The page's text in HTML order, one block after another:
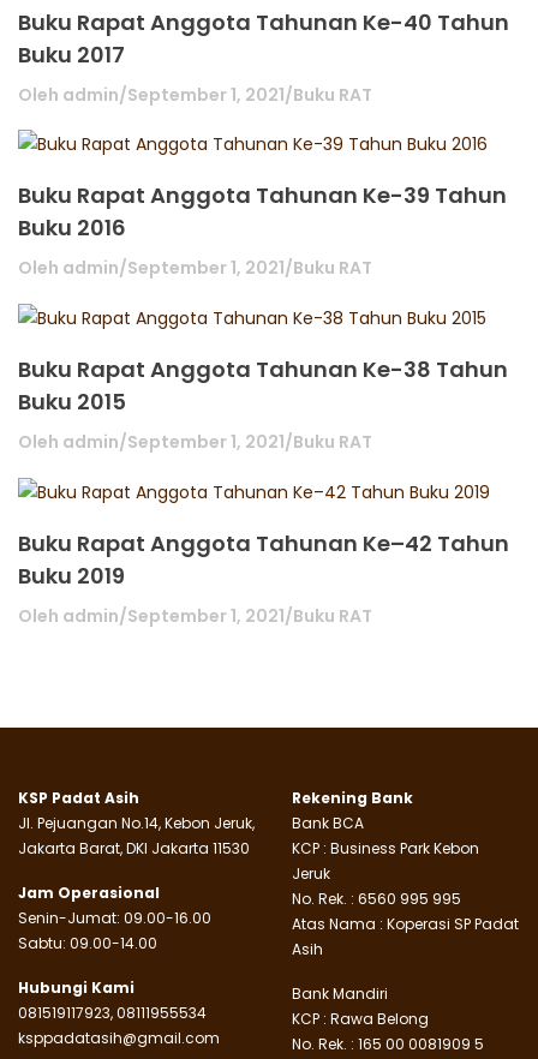
Buku Rapat Anggota Tahunan Ke-40 Tahun
Buku 2017
Oleh admin/September 1, 2021/Buku RAT
Buku Rapat Anggota Tahunan Ke-39 Tahun
Buku 2016
Oleh admin/September 1, 2021/Buku RAT
Buku Rapat Anggota Tahunan Ke-38 Tahun
Buku 2015
Oleh admin/September 1, 2021/Buku RAT
Buku Rapat Anggota Tahunan Ke–42 Tahun
Buku 2019
Oleh admin/September 1, 2021/Buku RAT
KSP Padat Asih
Jl. Pejuangan No.14, Kebon Jeruk,
Jakarta Barat, DKI Jakarta 11530
Jam Operasional
Senin-Jumat: 09.00-16.00
Sabtu: 09.00-14.00
Hubungi Kami
081519117923, 08111955534
ksppadatasih@gmail.com
Rekening Bank
Bank BCA
KCP : Business Park Kebon
Jeruk
No. Rek. : 6560 995 995
Atas Nama : Koperasi SP Padat
Asih
Bank Mandiri
KCP : Rawa Belong
No. Rek. : 165 00 0081909 5